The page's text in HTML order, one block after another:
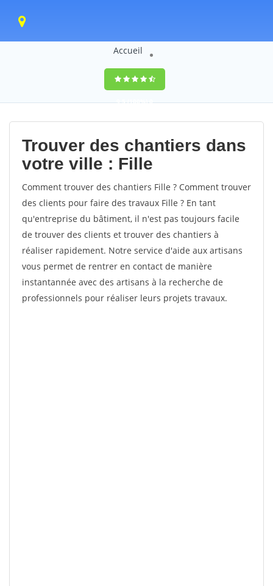
Accueil
9,5(100%)0
votes
Trouver des chantiers dans
votre ville : Fille
Comment trouver des chantiers Fille ? Comment trouver
des clients pour faire des travaux Fille ? En tant
qu'entreprise du bâtiment, il n'est pas toujours facile
de trouver des clients et trouver des chantiers à
réaliser rapidement. Notre service d'aide aux artisans
vous permet de rentrer en contact de manière
instantannée avec des artisans à la recherche de
professionnels pour réaliser leurs projets travaux.